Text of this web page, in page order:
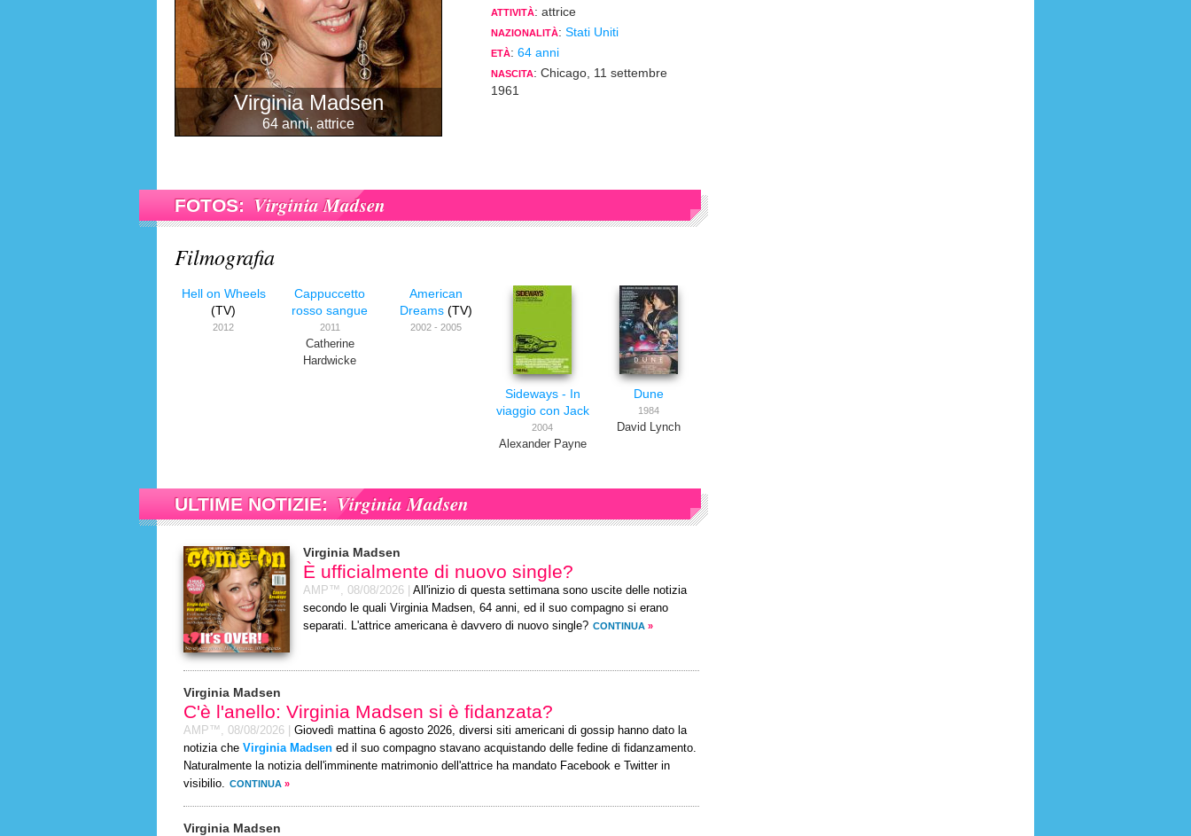
Virginia Madsen
64 anni, attrice
ATTIVITÀ: attrice
NAZIONALITÀ: Stati Uniti
ETÀ: 64 anni
NASCITA: Chicago, 11 settembre
1961
FOTOS: Virginia Madsen
Filmografia
Hell on Wheels
(TV)
2012
Cappuccetto
rosso sangue
2011
Catherine
Hardwicke
American
Dreams (TV)
2002 - 2005
Sideways - In
viaggio con Jack
2004
Alexander Payne
Dune
1984
David Lynch
ULTIME NOTIZIE: Virginia Madsen
Virginia Madsen
È ufficialmente di nuovo single?
AMP™, 08/08/2026
All'inizio di questa settimana sono uscite delle notizia
secondo le quali Virginia Madsen, 64 anni, ed il suo compagno si erano
separati. L'attrice americana è davvero di nuovo single? CONTINUA »
Virginia Madsen
C'è l'anello: Virginia Madsen si è fidanzata?
AMP™, 08/08/2026
Giovedì mattina 6 agosto 2026, diversi siti americani di gossip hanno dato la
notizia che Virginia Madsen ed il suo compagno stavano acquistando delle fedine di fidanzamento.
Naturalmente la notizia dell'imminente matrimonio dell'attrice ha mandato Facebook e Twitter in
visibilio. CONTINUA »
Virginia Madsen